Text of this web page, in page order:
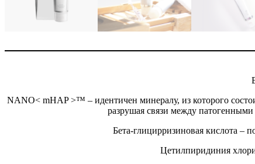
NANO< mHAP >™ – идентичен минералу, из которого
разрушая связи между
Бета-глицирризиновая кислота –
Цетилпиридиния